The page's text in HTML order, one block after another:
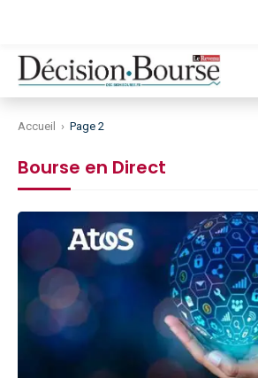
Accueil › Page 2
Bourse en Direct